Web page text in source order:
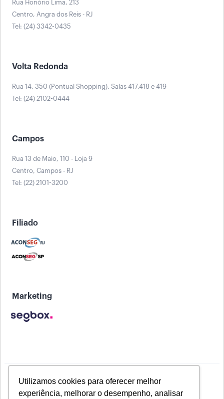
Utilizamos cookies para oferecer melhor
experiência, melhorar o desempenho, analisar
Rua Honório Lima, 213
Centro, Angra dos Reis - RJ
Tel: (24) 3342-0435
Volta Redonda
Rua 14, 350 (Pontual Shopping). Salas 417,418 e 419
Tel: (24) 2102-0444
Campos
Rua 13 de Maio, 110 - Loja 9
Centro, Campos - RJ
Tel: (22) 2101-3200
Filiado
Marketing